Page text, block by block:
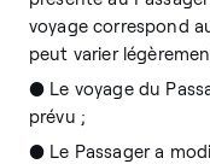
voyage correspond
peut varier
● Le voyage du
prévu ;
● Le Passager a